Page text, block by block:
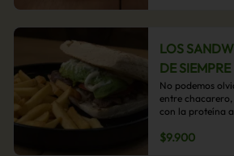
LOS
DE SIEMPRE
No podemos
entre
con la proteína
$9.900